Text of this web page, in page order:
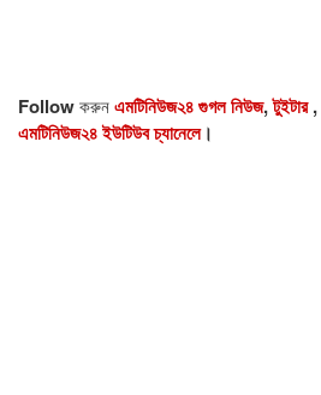
Followকরুনএমটিনিউজ২৪ গুগল নিউজ,টুইটার,
এমটিনিউজ২৪ ইউটিউব চ্যানেলে।